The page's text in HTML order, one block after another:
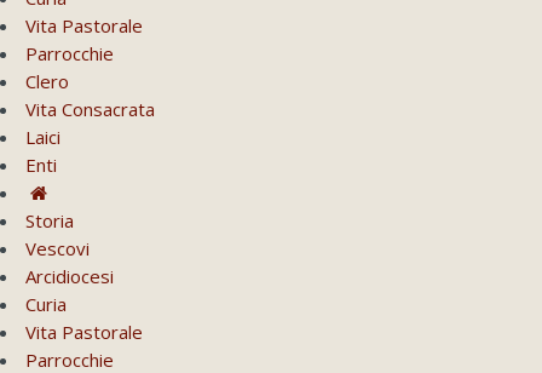
Vita Pastorale
Parrocchie
Clero
Vita Consacrata
Laici
Enti
Storia
Vescovi
Arcidiocesi
Curia
Vita Pastorale
Parrocchie